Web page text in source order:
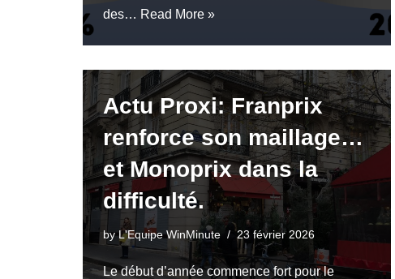
des… Read More »
Actu Proxi: Franprix
renforce son maillage…
et Monoprix dans la
difficulté.
byL'Equipe WinMinute 23 février 2026
Le début d’année commence fort pour le